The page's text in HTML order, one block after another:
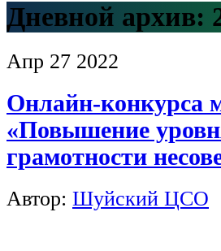
Дневной архив:
Апр 27 2022
Онлайн-конкурса
«Повышение
грамотности
Автор: Шуйский ЦСО